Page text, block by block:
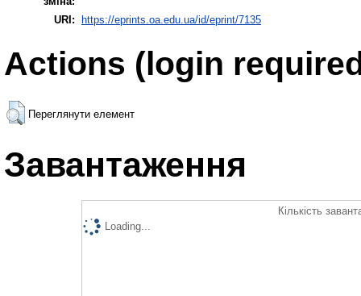
URI: https://eprints.oa.edu.ua/id/eprint/7135
Actions (login
Переглянути елемент
Завантаження
Кількість
Loading...